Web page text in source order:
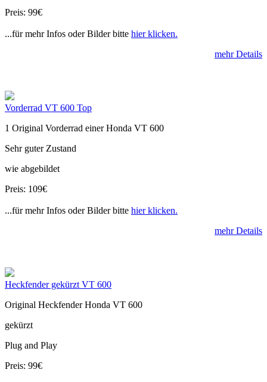
Preis: 99€
...für mehr Infos oder Bilder bitte hier klicken.
mehr Details
Vorderrad VT 600 Top
1 Original Vorderrad einer Honda VT 600
Sehr guter Zustand
wie abgebildet
Preis: 109€
...für mehr Infos oder Bilder bitte hier klicken.
mehr Details
Heckfender gekürzt VT 600
Original Heckfender Honda VT 600
gekürzt
Plug and Play
Preis: 99€